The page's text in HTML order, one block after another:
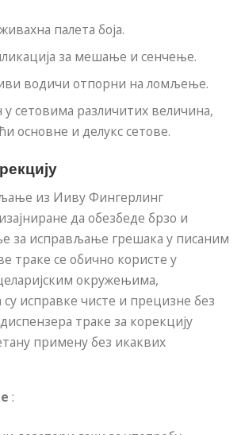
палета боја.
за мешање и сенчење.
водичи отпорни на ломљење.
у сетовима различитих величина,
основне и делукс сетове.
из Ииву Фингерлинг
да обезбеде брзо и
за исправљање грешака у писаним
траке се обично користе у
окружењима,
су исправке чисте и прецизне без
траке за корекцију
примену без икаквих
: